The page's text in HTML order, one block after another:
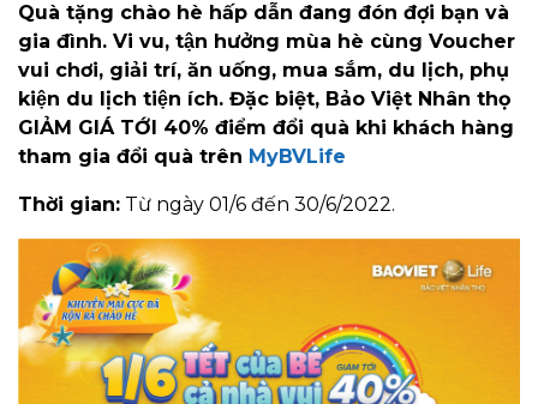
Quà tặng chào hè hấp dẫn đang đón đợi bạn và
gia đình. Vi vu, tận hưởng mùa hè cùng Voucher
vui chơi, giải trí, ăn uống, mua sắm, du lịch, phụ
kiện du lịch tiện ích. Đặc biệt, Bảo Việt Nhân thọ
GIẢM GIÁ TỚI 40% điểm đổi quà khi khách hàng
tham gia đổi quà trên MyBVLife
Thời gian: Từ ngày 01/6 đến 30/6/2022.